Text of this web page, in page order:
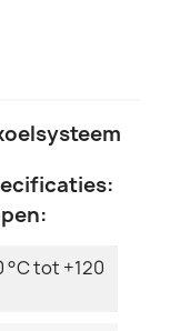
°C tot +120